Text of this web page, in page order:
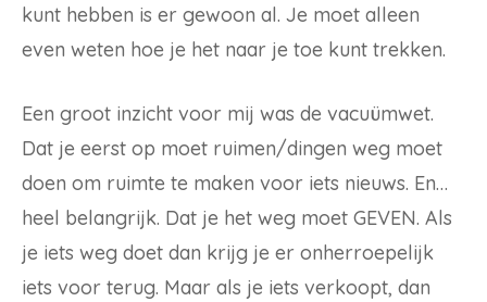
kunt hebben is er gewoon al. Je moet alleen
even weten hoe je het naar je toe kunt trekken.
Een groot inzicht voor mij was de vacuümwet.
Dat je eerst op moet ruimen/dingen weg moet
doen om ruimte te maken voor iets nieuws. En…
heel belangrijk. Dat je het weg moet GEVEN. Als
je iets weg doet dan krijg je er onherroepelijk
iets voor terug. Maar als je iets verkoopt, dan